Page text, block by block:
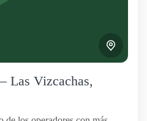
Las Vizcachas,